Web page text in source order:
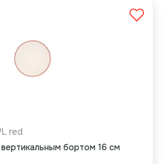
red
бортом 16 см